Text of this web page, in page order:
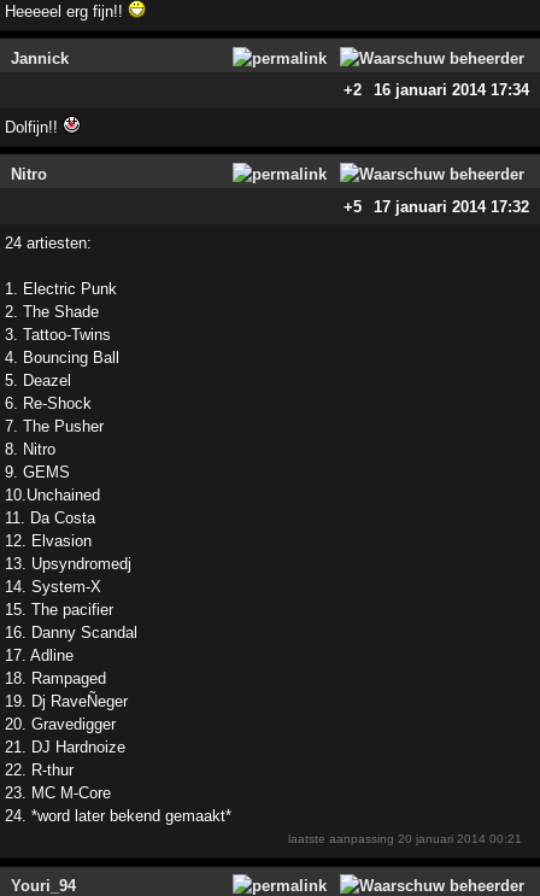
Heeeeel erg fijn!!
Jannick
+2
16 januari 2014 17:34
Dolfijn!!
Nitro
+5
17 januari 2014 17:32
24 artiesten:
1. Electric Punk
2. The Shade
3. Tattoo-Twins
4. Bouncing Ball
5. Deazel
6. Re-Shock
7. The Pusher
8. Nitro
9. GEMS
10.Unchained
11. Da Costa
12. Elvasion
13. Upsyndromedj
14. System-X
15. The pacifier
16. Danny Scandal
17. Adline
18. Rampaged
19. Dj RaveÑeger
20. Gravedigger
21. DJ Hardnoize
22. R-thur
23. MC M-Core
24. *word later bekend gemaakt*
laatste aanpassing20 januari 2014 00:21
Youri_94